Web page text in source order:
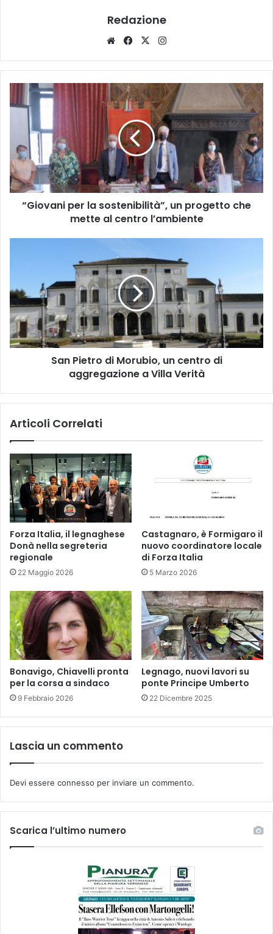
Redazione
WebsiteFacebook
X
“Giovani
per
sostenibilità”,
progetto
che
mette
al
centro
“Giovani per la sostenibilità”, un progetto che
mette al centro l’ambiente
Morubio,
un
centro
di
aggregazione
a
San Pietro di Morubio, un centro di
aggregazione a Villa Verità
Articoli Correlati
Forza Italia, il legnaghese
Donà nella segreteria
regionale
22 Maggio 2026
Castagnaro, è Formigaro il
nuovo coordinatore locale
di Forza Italia
5 Marzo 2026
Bonavigo, Chiavelli pronta
per la corsa a sindaco
9 Febbraio 2026
Legnago, nuovi lavori su
ponte Principe Umberto
22 Dicembre 2025
Lascia un commento
Devi essere connesso per inviare un commento.
Scarica l’ultimo numero